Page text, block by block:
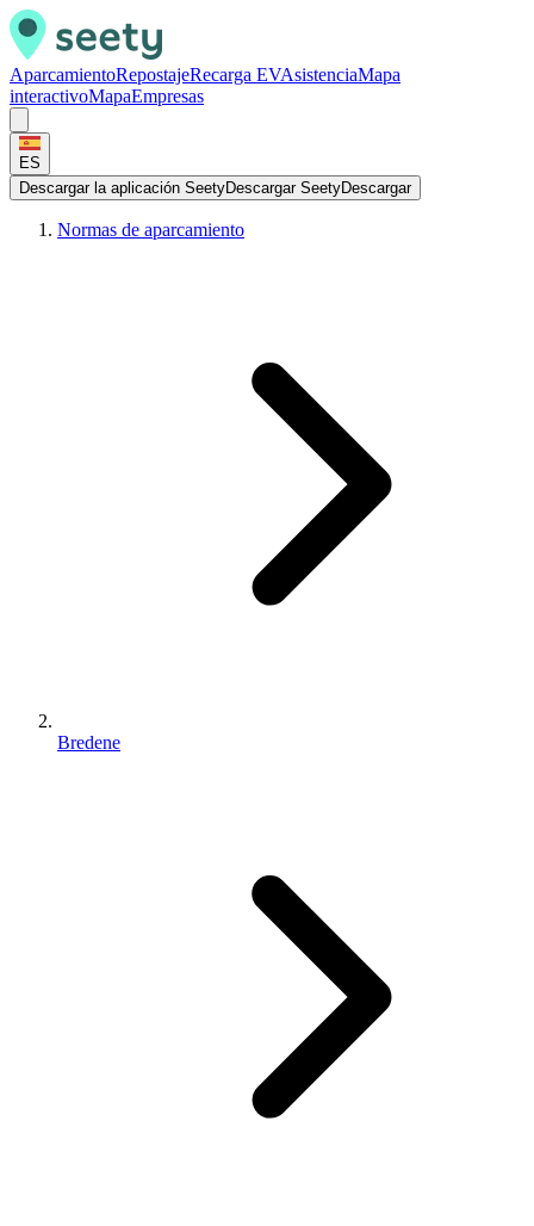
AparcamientoRepostajeRecarga EVAsistenciaMapa
interactivoMapaEmpresas
ES
Descargar la aplicación SeetyDescargar SeetyDescargar
Normas de aparcamiento
Bredene